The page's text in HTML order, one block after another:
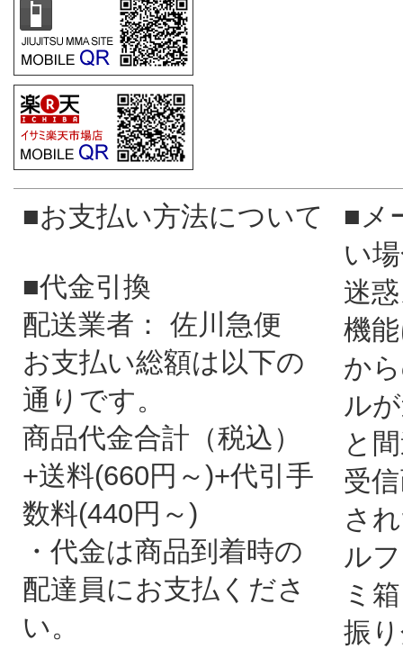
■お支払い方法について
■代金引換
配送業者： 佐川急便
お支払い総額は以下の
通りです。
商品代金合計（税込）
+送料(660円～)+代引手
数料(440円～)
・代金は商品到着時の
配達員にお支払くださ
い。
■メ
い
迷
機
か
ル
と
受
さ
ル
ミ
振